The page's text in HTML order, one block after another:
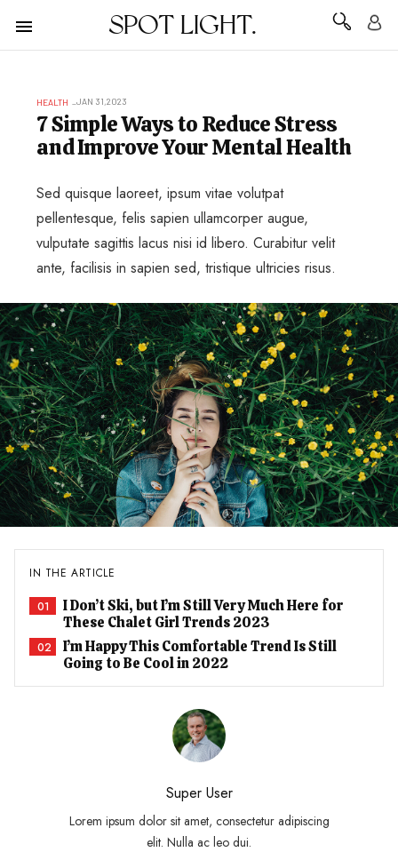
SPOT LIGHT.
HEALTH JAN 31,2023
7 Simple Ways to Reduce Stress
and Improve Your Mental Health
Sed quisque laoreet, ipsum vitae volutpat
pellentesque, felis sapien ullamcorper augue,
vulputate sagittis lacus nisi id libero. Curabitur velit
ante, facilisis in sapien sed, tristique ultricies risus.
IN THE ARTICLE
01
I Don’t Ski, but I’m Still Very Much Here for
These Chalet Girl Trends 2023
02
I’m Happy This Comfortable Trend Is Still
Going to Be Cool in 2022
Super User
Lorem ipsum dolor sit amet, consectetur adipiscing
elit. Nulla ac leo dui.